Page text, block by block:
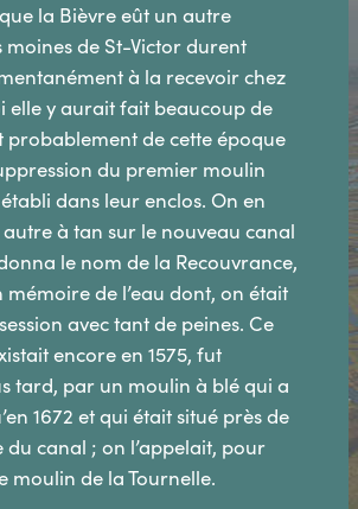
la Bièvre eût un autre
moines de St-Victor durent
à la recevoir chez
elle y aurait fait beaucoup de
probablement de cette époque
du premier moulin
dans leur enclos. On en
à tan sur le nouveau canal
le nom de la Recouvrance,
mémoire de l’eau dont, on était
avec tant de peines. Ce
encore en 1575, fut
tard, par un moulin à blé qui a
1672 et qui était situé près de
du canal ; on l’appelait, pour
moulin de la Tournelle.